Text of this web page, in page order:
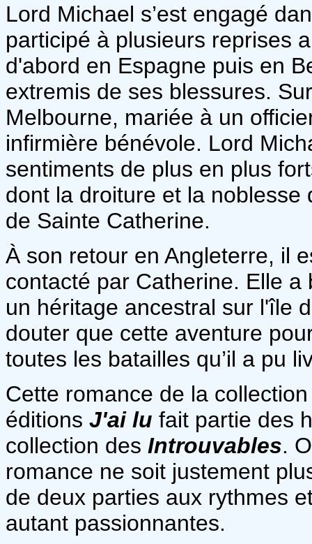
Lord Michael s’est engagé
participé à plusieurs reprises
d'abord en Espagne puis en
extremis de ses blessures.
Melbourne, mariée à un
infirmière bénévole. Lord
sentiments de plus en plus
dont la droiture et la
de Sainte Catherine.
À son retour en Angleterre, il
contacté par Catherine. Elle
un héritage ancestral sur l'île
douter que cette aventure
toutes les batailles qu’il a pu
Cette romance de la
éditions J'ai lu fait partie des
collection des Introuvables.
romance ne soit justement
de deux parties aux rythmes
autant passionnantes.